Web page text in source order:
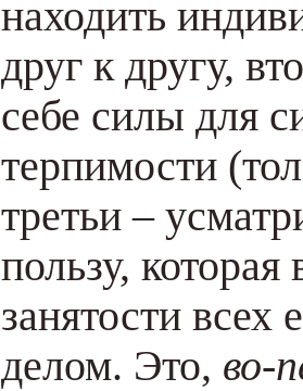
находить
друг к другу,
себе силы для
терпимости
третьи –
пользу, которая
занятости всех
делом. Это, во-